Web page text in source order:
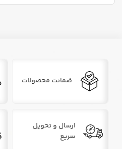
ضمانت محصولات
ارسال و تحویل
سریع